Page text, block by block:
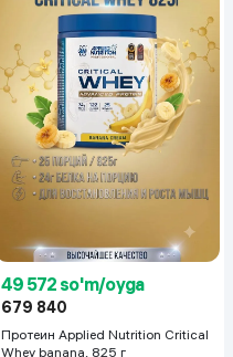
49 572 so'm/oyga
679 840
Протеин Applied Nutrition Critical
Whey banana, 825 г